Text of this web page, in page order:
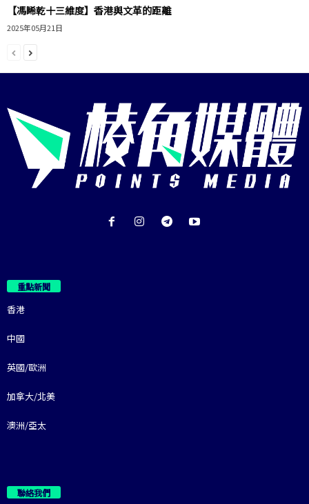
【馮睎乾十三維度】香港與文革的距離
2025年05月21日
重點新聞
香港
中國
英國/歐洲
加拿大/北美
澳洲/亞太
聯絡我們